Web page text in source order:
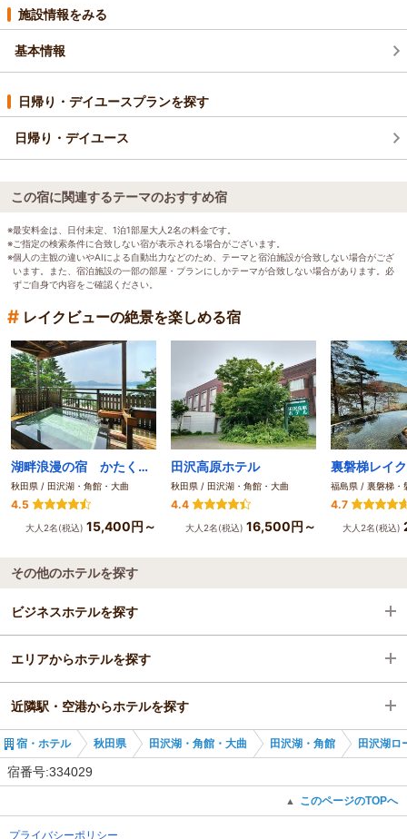
施設情報をみる
基本情報
日帰り・デイユースプランを探す
日帰り・デイユース
この宿に関連するテーマのおすすめ宿
※最安料金は、日付未定、1泊1部屋大人2名の料金です。
※ご指定の検索条件に合致しない宿が表示される場合がございます。
※個人の主観の違いやAIによる自動出力などのため、テーマと宿泊施設が合致しない場合がござ
います。また、宿泊施設の一部の部屋・プランにしかテーマが合致しない場合があります。必
ずご自身で内容をご確認ください。
# レイクビューの絶景を楽しめる宿
湖畔浪漫の宿 かたくりの花
秋田県 / 田沢湖・角館・大曲
4.5
大人2名(税込) 15,400円～
田沢高原ホテル
秋田県 / 田沢湖・角館・大曲
4.4
大人2名(税込) 16,500円～
福島県 / 裏磐梯・
4.7
大人2名(税込)
その他のホテルを探す
ビジネスホテルを探す
秋田県
田沢湖・角館・大曲
田沢湖・角館
エリアからホテルを探す
秋田県
田沢湖・角館・大曲
近隣駅・空港からホテルを探す
松葉駅
宿・ホテル 秋田県 田沢湖・角館・大曲 田沢湖・角館 田沢湖ロ
宿番号:334029
▲ このページのTOPへ
プライバシーポリシー